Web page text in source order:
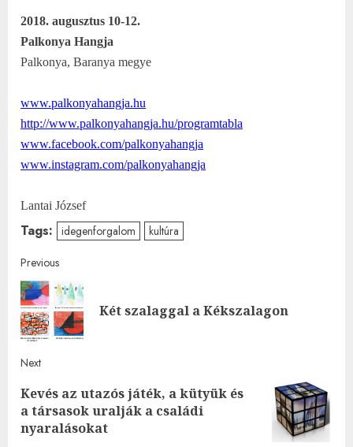
2018. augusztus 10-12.
Palkonya Hangja
Palkonya, Baranya megye
www.palkonyahangja.hu
http://www.palkonyahangja.hu/programtabla
www.facebook.com/palkonyahangja
www.instagram.com/palkonyahangja
Lantai József
Tags: idegenforgalom kultúra
Post
navigation
Previous
Két szalaggal a Kékszalagon
Next
Next
post:
Kevés az utazós játék, a kütyük és
a társasok uralják a családi
nyaralásokat